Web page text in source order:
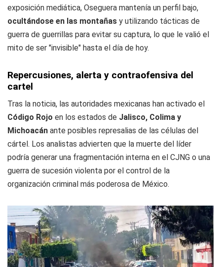
exposición mediática, Oseguera mantenía un perfil bajo,
ocultándose en las montañas y utilizando tácticas de
guerra de guerrillas para evitar su captura, lo que le valió el
mito de ser "invisible" hasta el día de hoy.
Repercusiones, alerta y contraofensiva del
cartel
Tras la noticia, las autoridades mexicanas han activado el
Código Rojo en los estados de Jalisco, Colima y
Michoacán ante posibles represalias de las células del
cártel. Los analistas advierten que la muerte del líder
podría generar una fragmentación interna en el CJNG o una
guerra de sucesión violenta por el control de la
organización criminal más poderosa de México.